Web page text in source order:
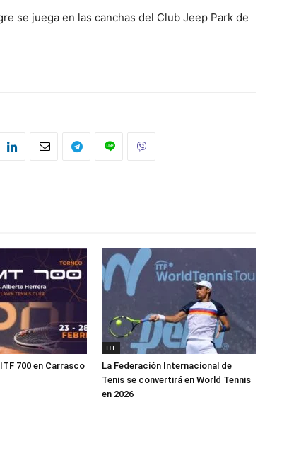
se juega en las canchas del Club Jeep Park de
700 en Carrasco
ITF
La Federación Internacional de
Tenis se convertirá en World Tennis
en 2026